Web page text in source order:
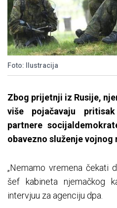
Foto: Ilustracija
Zbog prijetnji iz Rusije,
više pojačavaju
partnere
obavezno služenje vojnog
„Nemamo vremena čekati
šef kabineta njemačkog
intervjuu za agenciju dpa.